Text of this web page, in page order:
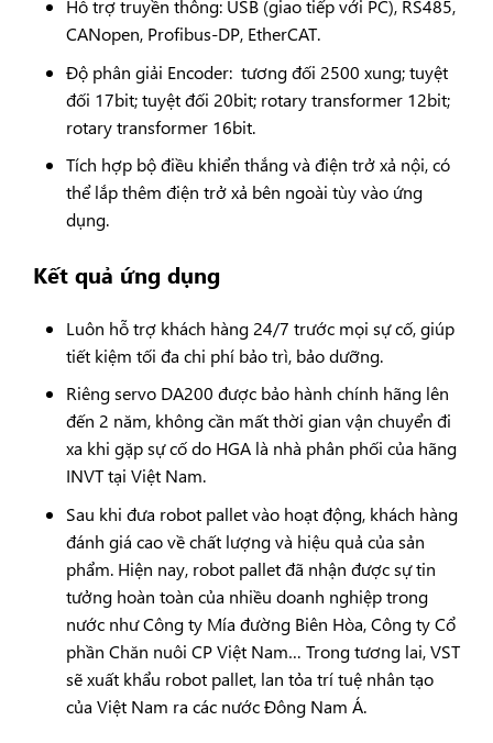
Hỗ trợ truyền thông: USB (giao tiếp với PC), RS485,
CANopen, Profibus-DP, EtherCAT.
Độ phân giải Encoder: tương đối 2500 xung; tuyệt
đối 17bit; tuyệt đối 20bit; rotary transformer 12bit;
rotary transformer 16bit.
Tích hợp bộ điều khiển thắng và điện trở xả nội, có
thể lắp thêm điện trở xả bên ngoài tùy vào ứng
dụng.
Kết quả ứng dụng
Luôn hỗ trợ khách hàng 24/7 trước mọi sự cố, giúp
tiết kiệm tối đa chi phí bảo trì, bảo dưỡng.
Riêng servo DA200 được bảo hành chính hãng lên
đến 2 năm, không cần mất thời gian vận chuyển đi
xa khi gặp sự cố do HGA là nhà phân phối của hãng
INVT tại Việt Nam.
Sau khi đưa robot pallet vào hoạt động, khách hàng
đánh giá cao về chất lượng và hiệu quả của sản
phẩm. Hiện nay, robot pallet đã nhận được sự tin
tưởng hoàn toàn của nhiều doanh nghiệp trong
nước như Công ty Mía đường Biên Hòa, Công ty Cổ
phần Chăn nuôi CP Việt Nam… Trong tương lai, VST
sẽ xuất khẩu robot pallet, lan tỏa trí tuệ nhân tạo
của Việt Nam ra các nước Đông Nam Á.